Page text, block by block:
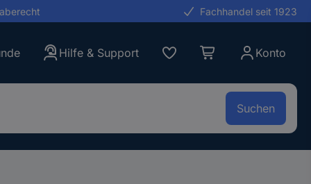
Fachhandel seit 1923
Hilfe & Support Konto
Suchen